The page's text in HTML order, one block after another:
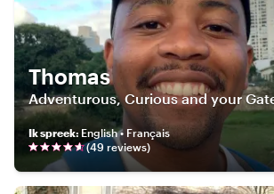
Thomas
Adventurous, Curious and your
Ik spreek: English • Français
(49 reviews)